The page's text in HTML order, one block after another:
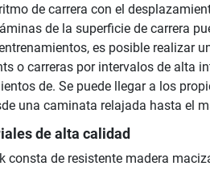
de carrera con el
de la superficie de carrera
es posible realizar
o carreras por intervalos de alta
de. Se puede llegar a los
una caminata relajada hasta el
de alta calidad
consta de resistente madera